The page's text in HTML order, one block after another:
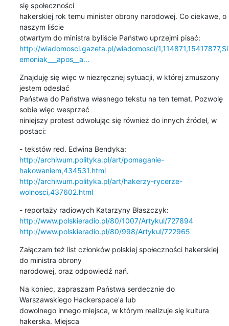
się społeczności
hakerskiej rok temu minister obrony narodowej. Co ciekawe, o
naszym liście
http://wiadomosci.gazeta.pl/wiadomosci/1,114871,15417877,Si
emoniak___apos__a...
Znajduję się więc w niezręcznej sytuacji, w której zmuszony
jestem odesłać
Państwa do Państwa własnego tekstu na ten temat. Pozwolę
sobie więc wesprzeć
niniejszy protest odwołując się również do innych źródeł, w
postaci:
http://archiwum.polityka.pl/art/pomaganie-
hakowaniem,434531.html
http://archiwum.polityka.pl/art/hakerzy-rycerze-
wolnosci,437602.html
http://www.polskieradio.pl/80/1007/Artykul/727894
http://www.polskieradio.pl/80/998/Artykul/722965
Załączam też list członków polskiej społeczności hakerskiej
do ministra obrony
narodowej, oraz odpowiedź nań.
Na koniec, zapraszam Państwa serdecznie do
Warszawskiego Hackerspace'a lub
dowolnego innego miejsca, w którym realizuje się kultura
hakerska. Miejsca